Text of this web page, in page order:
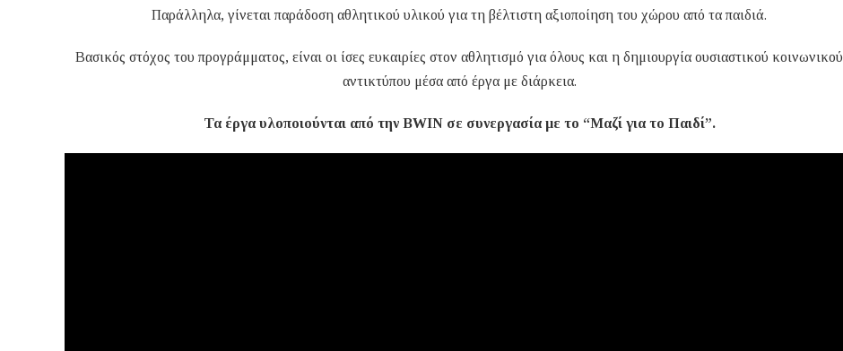
Παράλληλα, γίνεται παράδοση αθλητικού υλικού για τη βέλτιστη αξιοποίηση του χώρου από τα παιδιά.
Βασικός στόχος του προγράμματος, είναι οι ίσες ευκαιρίες στον αθλητισμό για όλους και η δημιουργία ουσιαστικού κοινωνικού
αντικτύπου μέσα από έργα με διάρκεια.
Τα έργα υλοποιούνται από την BWIN σε συνεργασία με το “Μαζί για το Παιδί”.